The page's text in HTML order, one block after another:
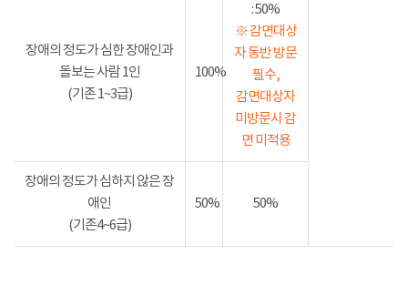
: 50%
※ 감면대상
자 동반 방문
필수,
감면대상자
미방문시 감
면 미적용
장애의 정도가 심한 장애인과
돌보는 사람 1인
(기존 1~3급)
100%
장애의 정도가 심하지 않은 장
애인
(기존4~6급)
50% 50%